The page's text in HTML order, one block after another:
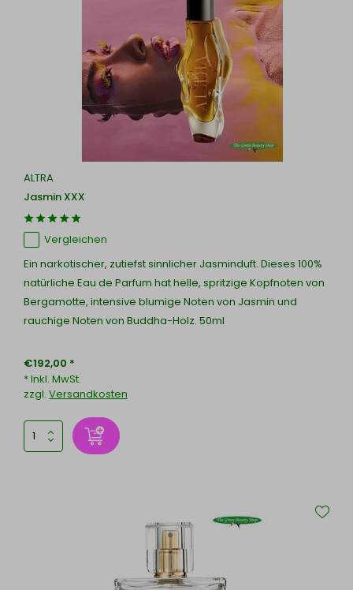
ALTRA
Jasmin XXX
Vergleichen
Ein narkotischer, zutiefst sinnlicher Jasminduft. Dieses 100%
natürliche Eau de Parfum hat helle, spritzige Kopfnoten von
Bergamotte, intensive blumige Noten von Jasmin und
rauchige Noten von Buddha-Holz. 50ml
€192,00 *
* Inkl. MwSt.
zzgl. Versandkosten